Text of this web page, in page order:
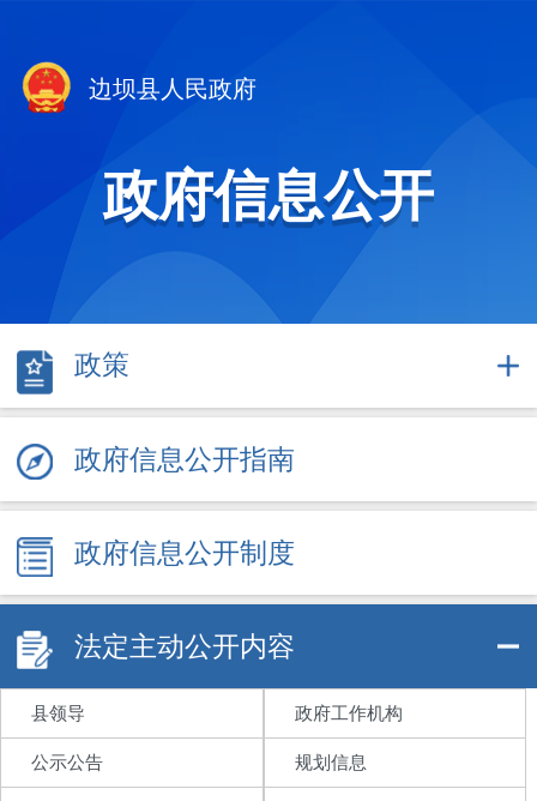
边坝县人民政府
政府信息公开
政策
政府信息公开指南
政府信息公开制度
法定主动公开内容
县领导 政府工作机构
公示公告 规划信息